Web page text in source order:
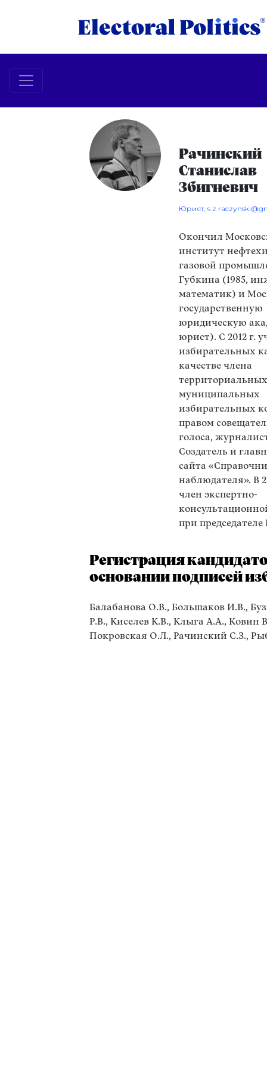
Рачинский
Станислав
Збигневич
Юрист,
Окончил
институт
газовой
Губкина (1985,
математик) и
государственную
юридическую
юрист). С 2012 г.
избирательных
качестве члена
муниципальных
избирательных
правом
голоса,
Создатель и
сайта
наблюдателя». В
член экспертно-
при
Регистрация
основании подписей
Балабанова О.В., Большаков И.В.,
Р.В., Киселев К.В., Клыга А.А.,
Покровская О.Л., Рачинский С.З.,